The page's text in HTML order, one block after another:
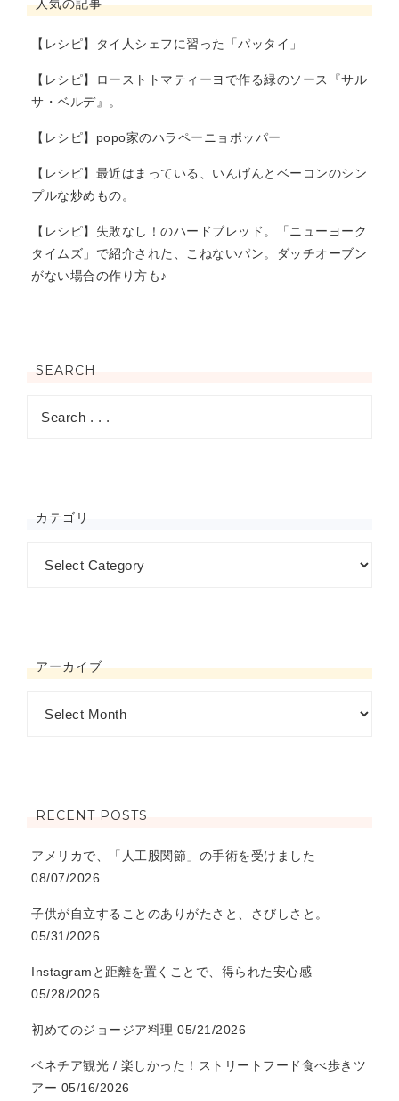
人気の記事
【レシピ】タイ人シェフに習った「パッタイ」
【レシピ】ローストトマティーヨで作る緑のソース『サル
サ・ベルデ』。
【レシピ】popo家のハラペーニョポッパー
【レシピ】最近はまっている、いんげんとベーコンのシン
プルな炒めもの。
【レシピ】失敗なし！のハードブレッド。「ニューヨーク
タイムズ」で紹介された、こねないパン。ダッチオーブン
がない場合の作り方も♪
SEARCH
カテゴリ
アーカイブ
RECENT POSTS
アメリカで、「人工股関節」の手術を受けました
08/07/2026
子供が自立することのありがたさと、さびしさと。
05/31/2026
Instagramと距離を置くことで、得られた安心感
05/28/2026
初めてのジョージア料理 05/21/2026
ベネチア観光 / 楽しかった！ストリートフード食べ歩きツ
アー 05/16/2026